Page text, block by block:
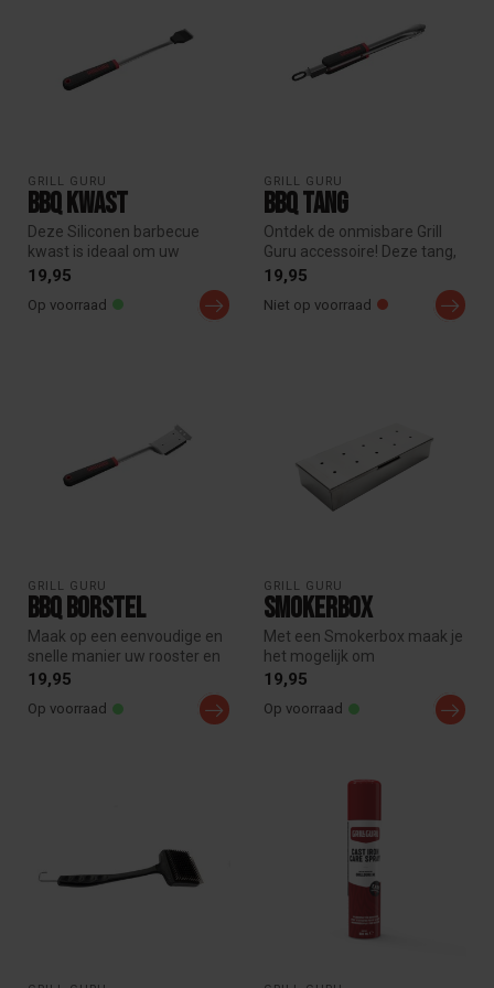
GRILL GURU
BBQ Kwast
Deze Siliconen barbecue
kwast is ideaal om uw
gerechten in te smeren met
19,95
Op voorraad
GRILL GURU
BBQ Tang
Ontdek de onmisbare Grill
Guru accessoire! Deze tang,
gemaakt van hoogwaardig
19,95
Niet op voorraad
GRILL GURU
BBQ Borstel
Maak op een eenvoudige en
snelle manier uw rooster en
bakplaat schoon met
19,95
Op voorraad
GRILL GURU
Smokerbox
Met een Smokerbox maak je
het mogelijk om
houtsnippers/ chips langer te
19,95
Op voorraad